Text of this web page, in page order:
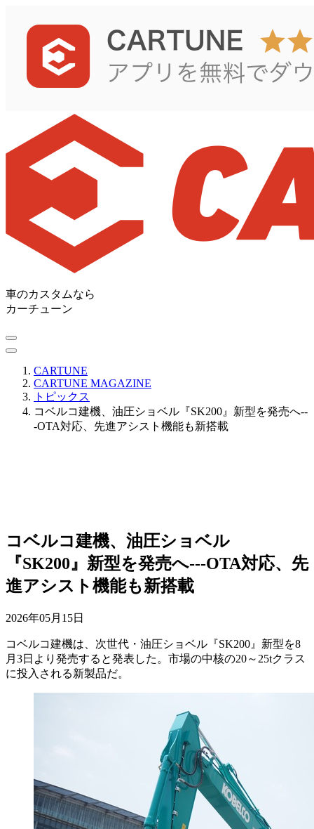
車のカスタムなら
カーチューン
CARTUNE
CARTUNE MAGAZINE
トピックス
コベルコ建機、油圧ショベル『SK200』新型を発売へ--
-OTA対応、先進アシスト機能も新搭載
コベルコ建機、油圧ショベル
『SK200』新型を発売へ---OTA対応、先
進アシスト機能も新搭載
2026年05月15日
コベルコ建機は、次世代・油圧ショベル『SK200』新型を8
月3日より発売すると発表した。市場の中核の20～25tクラス
に投入される新製品だ。